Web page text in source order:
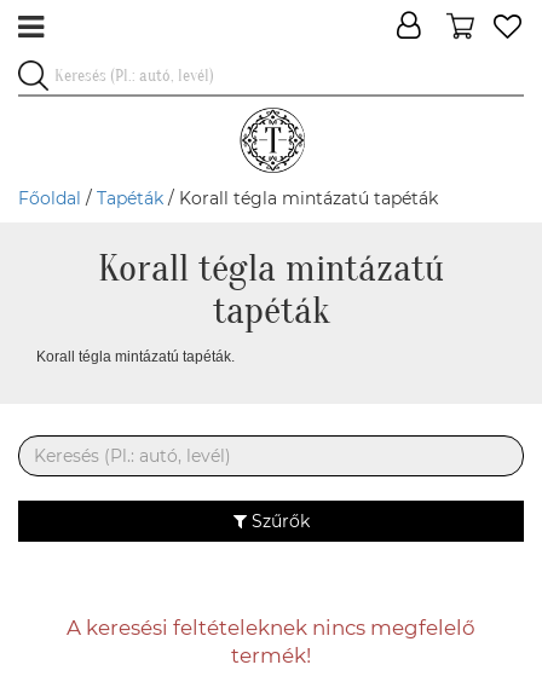
Főoldal / Tapéták / Korall tégla mintázatú tapéták
Korall tégla mintázatú
tapéták
Korall tégla mintázatú tapéták.
Szűrők
A keresési feltételeknek nincs megfelelő
termék!